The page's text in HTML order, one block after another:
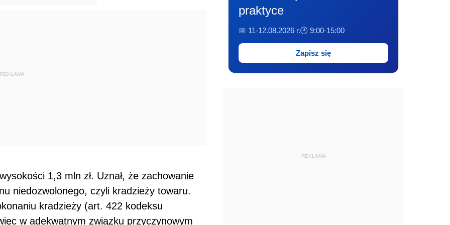
REKLAMA
1,3 mln zł. Uznał, że zachowanie
niedozwolonego, czyli kradzieży towaru.
kradzieży (art. 422 kodeksu
w adekwatnym związku przyczynowym
praktyce
📅 11-12.08.2026 r.🕐 9:00-15:00
Zapisz się
REKLAMA